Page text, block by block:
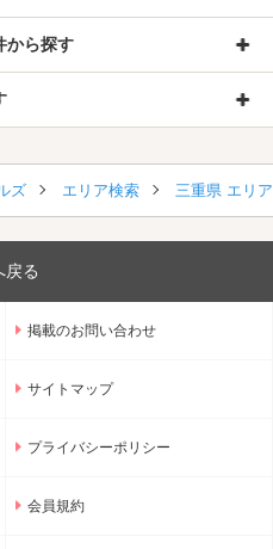
から探す
ズ エリア検索 三重県 エリ
戻る
掲載のお問い合わせ
サイトマップ
プライバシーポリシー
会員規約